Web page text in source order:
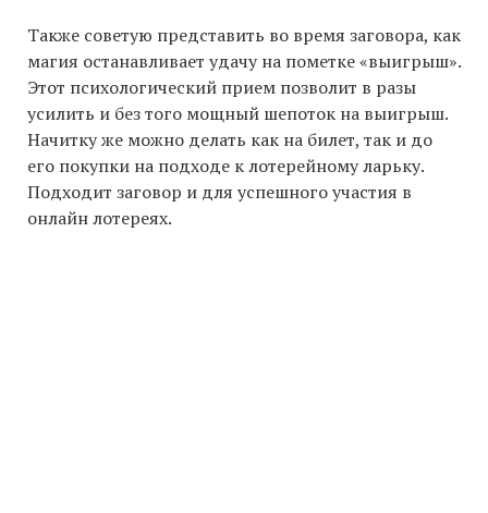
Также советую представить во время заговора, как
магия останавливает удачу на пометке «выигрыш».
Этот психологический прием позволит в разы
усилить и без того мощный шепоток на выигрыш.
Начитку же можно делать как на билет, так и до
его покупки на подходе к лотерейному ларьку.
Подходит заговор и для успешного участия в
онлайн лотереях.